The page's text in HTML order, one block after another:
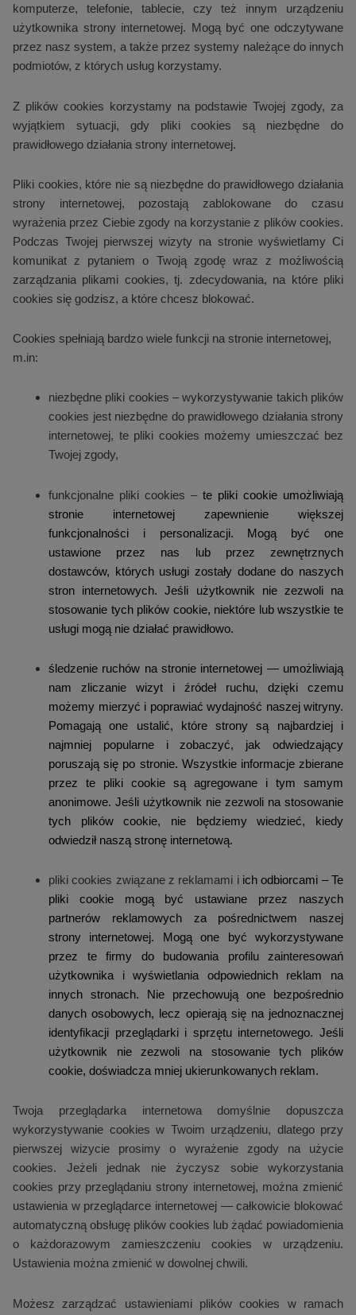
komputerze, telefonie, tablecie, czy też innym urządzeniu
użytkownika strony internetowej. Mogą być one odczytywane
przez nasz system, a także przez systemy należące do innych
podmiotów, z których usług korzystamy.
Z plików cookies korzystamy na podstawie Twojej zgody, za
wyjątkiem sytuacji, gdy pliki cookies są niezbędne do
prawidłowego działania strony internetowej.
Pliki cookies, które nie są niezbędne do prawidłowego działania
strony internetowej, pozostają zablokowane do czasu
wyrażenia przez Ciebie zgody na korzystanie z plików cookies.
Podczas Twojej pierwszej wizyty na stronie wyświetlamy Ci
komunikat z pytaniem o Twoją zgodę wraz z możliwością
zarządzania plikami cookies, tj. zdecydowania, na które pliki
cookies się godzisz, a które chcesz blokować.
Cookies spełniają bardzo wiele funkcji na stronie internetowej,
m.in:
niezbędne pliki cookies – wykorzystywanie takich plików
cookies jest niezbędne do prawidłowego działania strony
internetowej, te pliki cookies możemy umieszczać bez
Twojej zgody,
funkcjonalne pliki cookies – te pliki cookie umożliwiają
stronie internetowej zapewnienie większej
funkcjonalności i personalizacji. Mogą być one
ustawione przez nas lub przez zewnętrznych
dostawców, których usługi zostały dodane do naszych
stron internetowych. Jeśli użytkownik nie zezwoli na
stosowanie tych plików cookie, niektóre lub wszystkie te
usługi mogą nie działać prawidłowo.
śledzenie ruchów na stronie internetowej — umożliwiają
nam zliczanie wizyt i źródeł ruchu, dzięki czemu
możemy mierzyć i poprawiać wydajność naszej witryny.
Pomagają one ustalić, które strony są najbardziej i
najmniej popularne i zobaczyć, jak odwiedzający
poruszają się po stronie. Wszystkie informacje zbierane
przez te pliki cookie są agregowane i tym samym
anonimowe. Jeśli użytkownik nie zezwoli na stosowanie
tych plików cookie, nie będziemy wiedzieć, kiedy
odwiedził naszą stronę internetową.
pliki cookies związane z reklamami i ich odbiorcami – Te
pliki cookie mogą być ustawiane przez naszych
partnerów reklamowych za pośrednictwem naszej
strony internetowej. Mogą one być wykorzystywane
przez te firmy do budowania profilu zainteresowań
użytkownika i wyświetlania odpowiednich reklam na
innych stronach. Nie przechowują one bezpośrednio
danych osobowych, lecz opierają się na jednoznacznej
identyfikacji przeglądarki i sprzętu internetowego. Jeśli
użytkownik nie zezwoli na stosowanie tych plików
cookie, doświadcza mniej ukierunkowanych reklam.
Twoja przeglądarka internetowa domyślnie dopuszcza
wykorzystywanie cookies w Twoim urządzeniu, dlatego przy
pierwszej wizycie prosimy o wyrażenie zgody na użycie
cookies. Jeżeli jednak nie życzysz sobie wykorzystania
cookies przy przeglądaniu strony internetowej, można zmienić
ustawienia w przeglądarce internetowej — całkowicie blokować
automatyczną obsługę plików cookies lub żądać powiadomienia
o każdorazowym zamieszczeniu cookies w urządzeniu.
Ustawienia można zmienić w dowolnej chwili.
Możesz zarządzać ustawieniami plików cookies w ramach